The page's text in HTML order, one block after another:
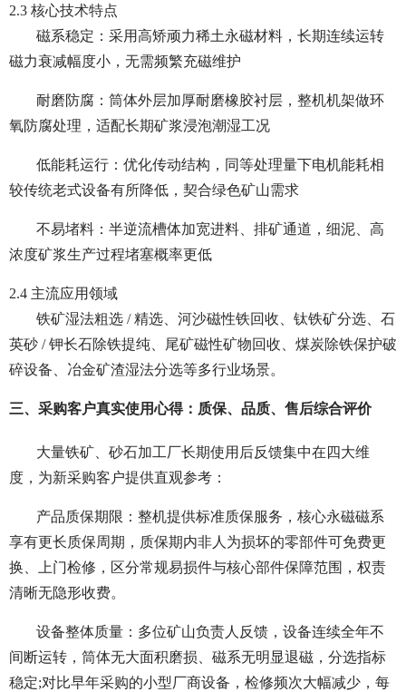
2.3 核心技术特点
磁系稳定：采用高矫顽力稀土永磁材料，长期连续运转
磁力衰减幅度小，无需频繁充磁维护
耐磨防腐：筒体外层加厚耐磨橡胶衬层，整机机架做环
氧防腐处理，适配长期矿浆浸泡潮湿工况
低能耗运行：优化传动结构，同等处理量下电机能耗相
较传统老式设备有所降低，契合绿色矿山需求
不易堵料：半逆流槽体加宽进料、排矿通道，细泥、高
浓度矿浆生产过程堵塞概率更低
2.4 主流应用领域
铁矿湿法粗选 / 精选、河沙磁性铁回收、钛铁矿分选、石
英砂 / 钾长石除铁提纯、尾矿磁性矿物回收、煤炭除铁保护破
碎设备、冶金矿渣湿法分选等多行业场景。
三、采购客户真实使用心得：质保、品质、售后综合评价
大量铁矿、砂石加工厂长期使用后反馈集中在四大维
度，为新采购客户提供直观参考：
产品质保期限：整机提供标准质保服务，核心永磁磁系
享有更长质保周期，质保期内非人为损坏的零部件可免费更
换、上门检修，区分常规易损件与核心部件保障范围，权责
清晰无隐形收费。
设备整体质量：多位矿山负责人反馈，设备连续全年不
间断运转，筒体无大面积磨损、磁系无明显退磁，分选指标
稳定;对比早年采购的小型厂商设备，检修频次大幅减少，每